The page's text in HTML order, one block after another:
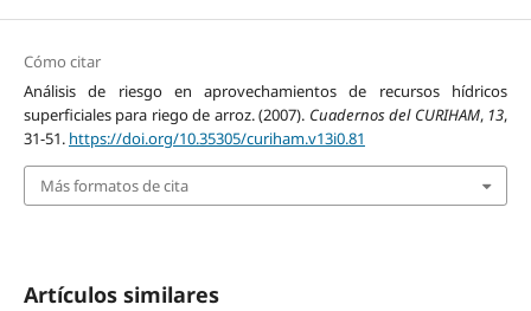
Cómo citar
Análisis de riesgo en aprovechamientos de recursos hídricos
superficiales para riego de arroz. (2007). Cuadernos del CURIHAM, 13,
31-51. https://doi.org/10.35305/curiham.v13i0.81
Más formatos de cita
Artículos similares